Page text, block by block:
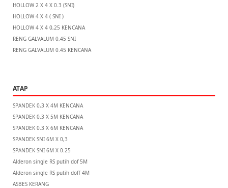
HOLLOW 2 X 4 X 0.3 (SNI)
HOLLOW 4 X 4 ( SNI )
HOLLOW 4 X 4 0,25 KENCANA
RENG GALVALUM 0,45 SNI
RENG GALVALUM 0.45 KENCANA
ATAP
SPANDEK 0,3 X 4M KENCANA
SPANDEK 0.3 X 5M KENCANA
SPANDEK 0.3 X 6M KENCANA
SPANDEK SNI 6M X 0,3
SPANDEK SNI 6M X 0.25
Alderon single RS putih dof 5M
Alderon single RS putih doff 4M
ASBES KERANG